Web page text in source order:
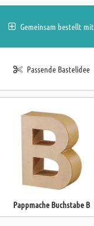
Gemeinsam bestellt mit
Passende Bastelidee
Pappmache Buchstabe B